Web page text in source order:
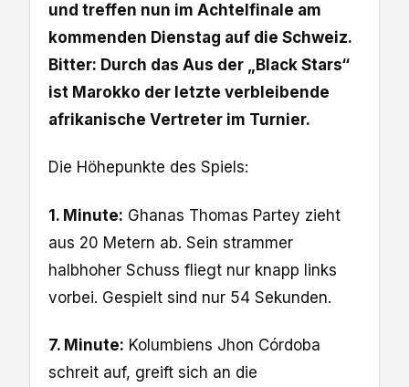
und treffen nun im Achtelfinale am
kommenden Dienstag auf die Schweiz.
Bitter: Durch das Aus der „Black Stars“
ist Marokko der letzte verbleibende
afrikanische Vertreter im Turnier.
Die Höhepunkte des Spiels:
1. Minute: Ghanas Thomas Partey zieht
aus 20 Metern ab. Sein strammer
halbhoher Schuss fliegt nur knapp links
vorbei. Gespielt sind nur 54 Sekunden.
7. Minute: Kolumbiens Jhon Córdoba
schreit auf, greift sich an die